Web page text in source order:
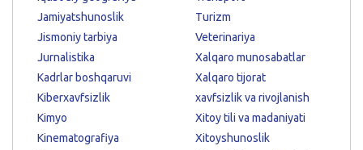
Jamiyatshunoslik
Jismoniy tarbiya
Jurnalistika
Kadrlar boshqaruvi
Kiberxavfsizlik
Kimyo
Kinematografiya
Turizm
Veterinariya
Xalqaro munosabatlar
Xalqaro tijorat
xavfsizlik va rivojlanish
Xitoy tili va madaniyati
Xitoyshunoslik